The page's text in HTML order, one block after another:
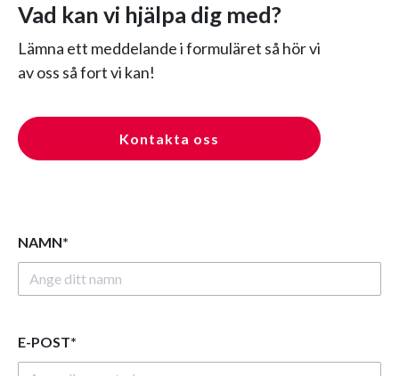
Vad kan vi hjälpa dig med?
Lämna ett meddelande i formuläret så hör vi
av oss så fort vi kan!
Kontakta oss
NAMN*
E-POST*